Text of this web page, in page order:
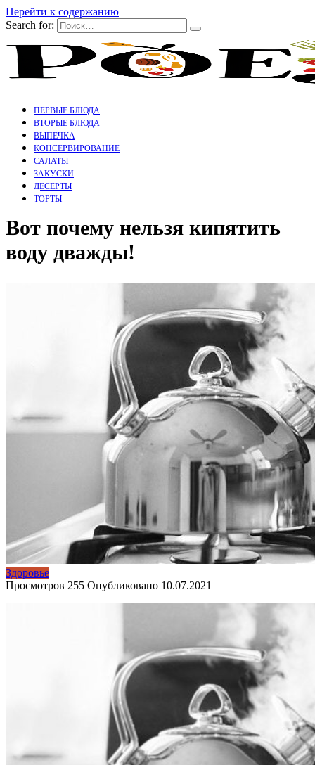
Перейти к содержанию
Search for:
ПЕРВЫЕ БЛЮДА
ВТОРЫЕ БЛЮДА
ВЫПЕЧКА
КОНСЕРВИРОВАНИЕ
САЛАТЫ
ЗАКУСКИ
ДЕСЕРТЫ
ТОРТЫ
Вот почему нельзя кипятить
воду дважды!
Здоровье
Просмотров 255 Опубликовано 10.07.2021